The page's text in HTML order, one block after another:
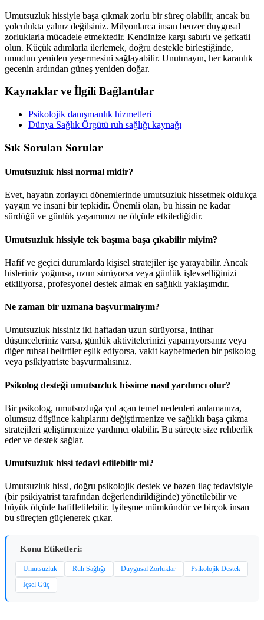
Umutsuzluk hissiyle başa çıkmak zorlu bir süreç olabilir, ancak bu
yolculukta yalnız değilsiniz. Milyonlarca insan benzer duygusal
zorluklarla mücadele etmektedir. Kendinize karşı sabırlı ve şefkatli
olun. Küçük adımlarla ilerlemek, doğru destekle birleştiğinde,
umudun yeniden yeşermesini sağlayabilir. Unutmayın, her karanlık
gecenin ardından güneş yeniden doğar.
Kaynaklar ve İlgili Bağlantılar
Psikolojik danışmanlık hizmetleri
Dünya Sağlık Örgütü ruh sağlığı kaynağı
Sık Sorulan Sorular
Umutsuzluk hissi normal midir?
Evet, hayatın zorlayıcı dönemlerinde umutsuzluk hissetmek oldukça
yaygın ve insani bir tepkidir. Önemli olan, bu hissin ne kadar
sürdüğü ve günlük yaşamınızı ne ölçüde etkilediğidir.
Umutsuzluk hissiyle tek başıma başa çıkabilir miyim?
Hafif ve geçici durumlarda kişisel stratejiler işe yarayabilir. Ancak
hisleriniz yoğunsa, uzun sürüyorsa veya günlük işlevselliğinizi
etkiliyorsa, profesyonel destek almak en sağlıklı yaklaşımdır.
Ne zaman bir uzmana başvurmalıyım?
Umutsuzluk hissiniz iki haftadan uzun sürüyorsa, intihar
düşünceleriniz varsa, günlük aktivitelerinizi yapamıyorsanız veya
diğer ruhsal belirtiler eşlik ediyorsa, vakit kaybetmeden bir psikolog
veya psikiyatriste başvurmalısınız.
Psikolog desteği umutsuzluk hissime nasıl yardımcı olur?
Bir psikolog, umutsuzluğa yol açan temel nedenleri anlamanıza,
olumsuz düşünce kalıplarını değiştirmenize ve sağlıklı başa çıkma
stratejileri geliştirmenize yardımcı olabilir. Bu süreçte size rehberlik
eder ve destek sağlar.
Umutsuzluk hissi tedavi edilebilir mi?
Umutsuzluk hissi, doğru psikolojik destek ve bazen ilaç tedavisiyle
(bir psikiyatrist tarafından değerlendirildiğinde) yönetilebilir ve
büyük ölçüde hafifletilebilir. İyileşme mümkündür ve birçok insan
bu süreçten güçlenerek çıkar.
Konu Etiketleri:
Umutsuzluk Ruh Sağlığı Duygusal Zorluklar
Psikolojik Destek
İçsel Güç